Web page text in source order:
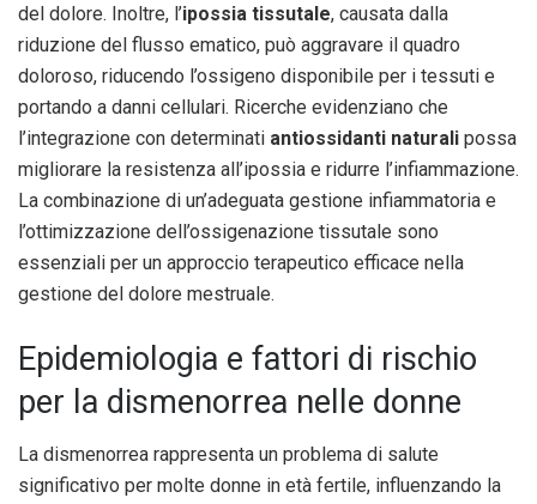
del dolore. Inoltre, l’ipossia tissutale, causata dalla
riduzione del flusso ematico, può aggravare il quadro
doloroso, riducendo l’ossigeno disponibile per i tessuti e
portando a danni cellulari. Ricerche evidenziano che
l’integrazione con determinati antiossidanti naturali possa
migliorare la resistenza all’ipossia e ridurre l’infiammazione.
La combinazione di un’adeguata gestione infiammatoria e
l’ottimizzazione dell’ossigenazione tissutale sono
essenziali per un approccio terapeutico efficace nella
gestione del dolore mestruale.
Epidemiologia e fattori di rischio
per la dismenorrea nelle donne
La dismenorrea rappresenta un problema di salute
significativo per molte donne in età fertile, influenzando la